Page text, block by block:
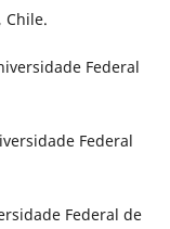
Chile.
Federal
Federal
Federal de